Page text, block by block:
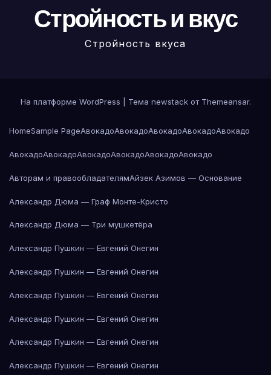
Стройность и вкус
Стройность вкуса
На платформе WordPress Тема newstack от Themeansar.
HomeSample PageАвокадоАвокадоАвокадоАвокадоАвокадо
АвокадоАвокадоАвокадоАвокадоАвокадоАвокадо
Авторам и правообладателямАйзек Азимов — Основание
Александр Дюма — Граф Монте-Кристо
Александр Дюма — Три мушкетёра
Александр Пушкин — Евгений Онегин
Александр Пушкин — Евгений Онегин
Александр Пушкин — Евгений Онегин
Александр Пушкин — Евгений Онегин
Александр Пушкин — Евгений Онегин
Александр Пушкин — Евгений Онегин